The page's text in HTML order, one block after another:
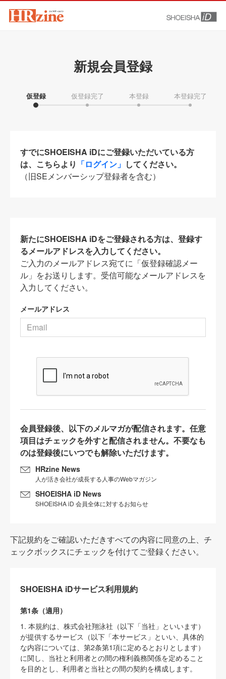
新規会員登録
仮登録 仮登録完了 本登録 本登録完了
すでにSHOEISHA iDにご登録いただいている方
は、こちらより 「ログイン」 してください。
（旧SEメンバーシップ登録者を含む）
新たにSHOEISHA iDをご登録される方は、登録す
るメールアドレスを入力してください。
ご入力のメールアドレス宛てに「仮登録確認メー
ル」をお送りします。受信可能なメールアドレスを
入力してください。
メールアドレス
会員登録後、以下のメルマガが配信されます。任意
項目はチェックを外すと配信されません。不要なも
のは登録後にいつでも解除いただけます。
HRzine News
人が活き会社が成長する人事のWebマガジン
SHOEISHA iD News
SHOEISHA iD 会員全体に対するお知らせ
下記規約をご確認いただきすべての内容に同意の上、チ
ェックボックスにチェックを付けてご登録ください。
SHOEISHA iDサービス利用規約
第1条（適用）
1. 本規約は、株式会社翔泳社（以下「当社」といいます）
が提供するサービス（以下「本サービス」といい、具体的
な内容については、第2条第1項に定めるとおりとします）
に関し、当社と利用者との間の権利義務関係を定めること
を目的とし、利用者と当社との間の契約を構成します。